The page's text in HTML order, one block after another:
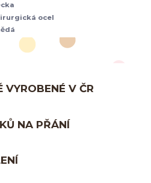
ocel
VYROBENÉ V ČR
NA PŘÁNÍ